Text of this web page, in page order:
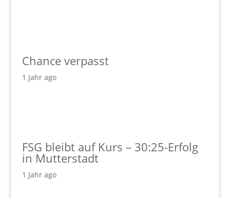
Chance verpasst
1 Jahr ago
FSG bleibt auf Kurs – 30:25-Erfolg
in Mutterstadt
1 Jahr ago